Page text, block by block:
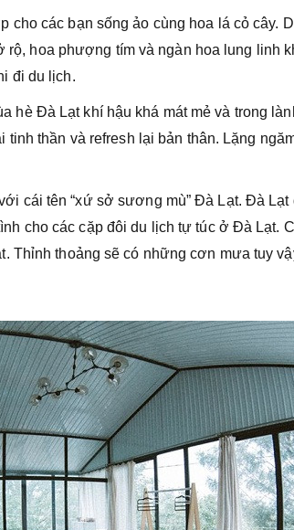
cho các bạn sống ảo cùng hoa lá cỏ cây.
hoa phượng tím và ngàn hoa lung linh
đi du lịch.
hè Đà Lạt khí hậu khá mát mẻ và trong
thần và refresh lại bản thân. Lặng
cái tên “xứ sở sương mù” Đà Lạt. Đà
cho các cặp đôi du lịch tự túc ở Đà Lạt.
Thỉnh thoảng sẽ có những cơn mưa tuy